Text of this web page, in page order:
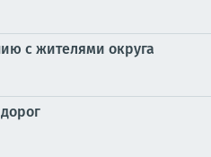
с жителями округа